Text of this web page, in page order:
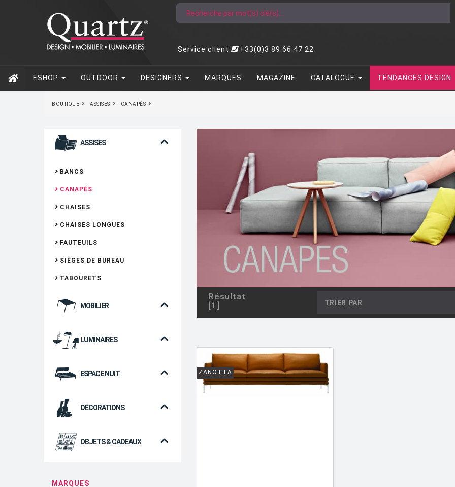
Service client +33(0)3 89 66 47 22
ESHOP OUTDOOR DESIGNERS MARQUES MAGAZINE CATALOGUE TENDANCES DESIGN
BOUTIQUE ASSISES CANAPÉS
ASSISES
BANCS
CANAPÉS
CHAISES
CHAISES LONGUES
FAUTEUILS
SIÈGES DE BUREAU
TABOURETS
MOBILIER
LUMINAIRES
ESPACE NUIT
DÉCORATIONS
OBJETS & CADEAUX
MARQUES
Résultat
[1]
TRIER PAR
ZANOTTA